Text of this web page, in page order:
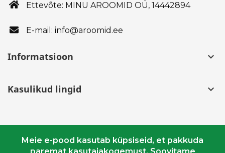
Ettevõte: MINU AROOMID OÜ, 14442894
E-mail: info@aroomid.ee
Meie e-pood kasutab küpsiseid, et pakkuda
Informatsioon keyboard_arrow_down
Kasulikud lingid keyboard_arrow_down